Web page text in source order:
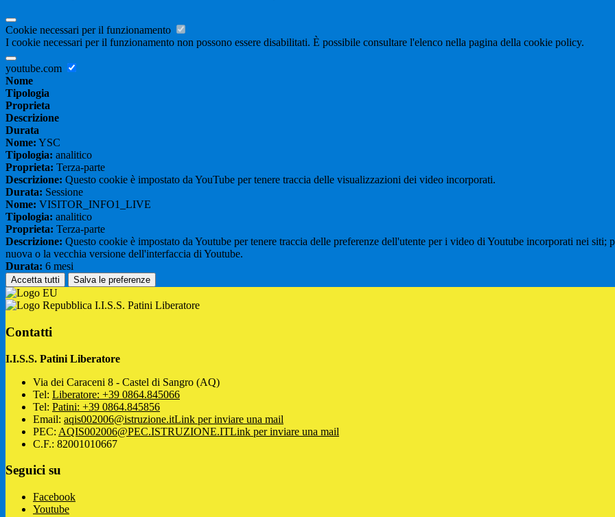
Cookie necessari per il funzionamento
I cookie necessari per il funzionamento non possono essere disabilitati. È possibile consultare l'elenco nella pagina della cookie policy.
youtube.com
Nome
Tipologia
Proprieta
Descrizione
Durata
Nome: YSC
Tipologia: analitico
Proprieta: Terza-parte
Descrizione: Questo cookie è impostato da YouTube per tenere traccia delle visualizzazioni dei video incorporati.
Durata: Sessione
Nome: VISITOR_INFO1_LIVE
Tipologia: analitico
Proprieta: Terza-parte
Descrizione: Questo cookie è impostato da Youtube per tenere traccia delle preferenze dell'utente per i video di Youtube incorporati nei
nuova o la vecchia versione dell'interfaccia di Youtube.
Durata: 6 mesi
Accetta tutti Salva le preferenze
I.I.S.S. Patini Liberatore
Contatti
I.I.S.S. Patini Liberatore
Via dei Caraceni 8 - Castel di Sangro (AQ)
Tel: Liberatore: +39 0864.845066
Tel: Patini: +39 0864.845856
Email: aqis002006@istruzione.itLink per inviare una mail
PEC: AQIS002006@PEC.ISTRUZIONE.ITLink per inviare una mail
C.F.: 82001010667
Seguici su
Facebook
Youtube